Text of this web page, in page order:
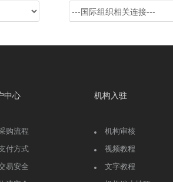
中心
购流程
付方式
易安全
机构入驻
机构审核
视频教程
文字教程